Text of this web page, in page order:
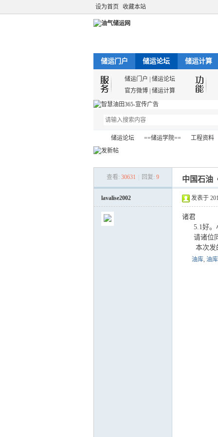
设为首页 收藏本站
储运门户 储运论坛 储运计算
储运门户
储运论坛
官方微博 储运计算
储运论坛
›
==储运学院==
›
工程资料
查看: 30631 回复: 9 中国石油
lavalise2002 发表于
诸君
5.1好。小
请诸位同
本次发的
油库, 油